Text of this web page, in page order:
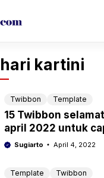
kartini
Twibbon Template
15 Twibbon
april 2022 untuk
story
Sugiarto April 4, 2022
Template Twibbon